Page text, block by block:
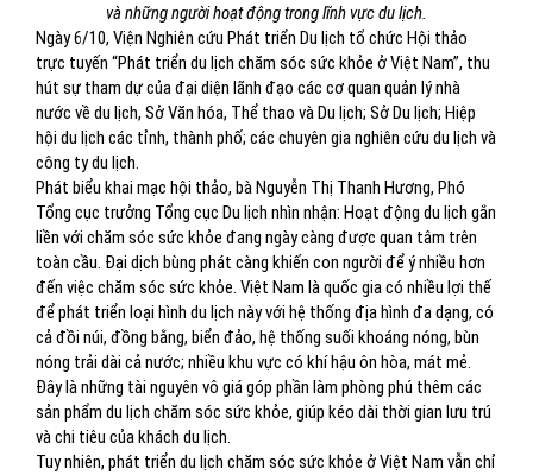
và những người hoạt động trong lĩnh vực du lịch.
Ngày 6/10, Viện Nghiên cứu Phát triển Du lịch tổ chức Hội thảo
trực tuyến “Phát triển du lịch chăm sóc sức khỏe ở Việt Nam”, thu
hút sự tham dự của đại diện lãnh đạo các cơ quan quản lý nhà
nước về du lịch, Sở Văn hóa, Thể thao và Du lịch; Sở Du lịch; Hiệp
hội du lịch các tỉnh, thành phố; các chuyên gia nghiên cứu du lịch và
công ty du lịch.
Phát biểu khai mạc hội thảo, bà Nguyễn Thị Thanh Hương, Phó
Tổng cục trưởng Tổng cục Du lịch nhìn nhận: Hoạt động du lịch gắn
liền với chăm sóc sức khỏe đang ngày càng được quan tâm trên
toàn cầu. Đại dịch bùng phát càng khiến con người để ý nhiều hơn
đến việc chăm sóc sức khỏe. Việt Nam là quốc gia có nhiều lợi thế
để phát triển loại hình du lịch này với hệ thống địa hình đa dạng, có
cả đồi núi, đồng bằng, biển đảo, hệ thống suối khoáng nóng, bùn
nóng trải dài cả nước; nhiều khu vực có khí hậu ôn hòa, mát mẻ.
Đây là những tài nguyên vô giá góp phần làm phòng phú thêm các
sản phẩm du lịch chăm sóc sức khỏe, giúp kéo dài thời gian lưu trú
và chi tiêu của khách du lịch.
Tuy nhiên, phát triển du lịch chăm sóc sức khỏe ở Việt Nam vẫn chỉ